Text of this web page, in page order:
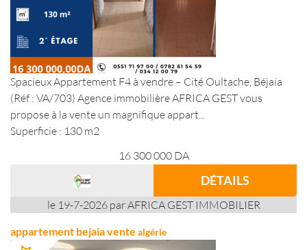
Spacieux Appartement F4 à vendre – Cité Oultache, Béjaia
(Réf : VA/703) Agence immobilière AFRICA GEST vous
propose à la vente un magnifique appart...
Superficie : 130 m2
16 300 000 DA
DÉTAILS
le 19-7-2026 par AFRICA GEST IMMOBILIER
appartement bejaia vente algérie